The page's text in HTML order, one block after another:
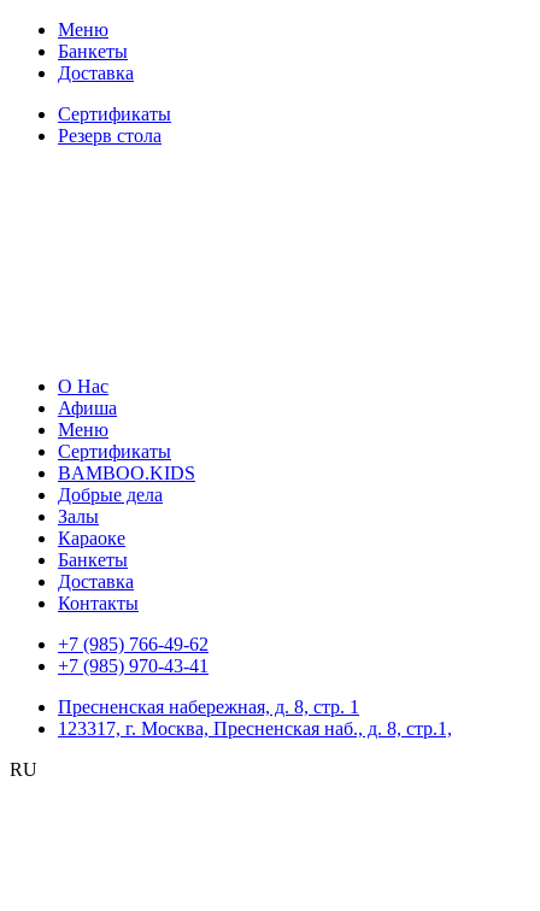
Меню
Банкеты
Доставка
Сертификаты
Резерв стола
О Нас
Афиша
Меню
Сертификаты
BAMBOO.KIDS
Добрые дела
Залы
Караоке
Банкеты
Доставка
Контакты
+7 (985) 766-49-62
+7 (985) 970-43-41
Пресненская набережная, д. 8, стр. 1
123317, г. Москва, Пресненская наб., д. 8, стр.1,
RU